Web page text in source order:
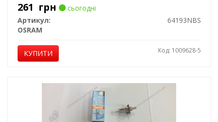
261 грн
сьогодні
Артикул:
64193NBS
OSRAM
КУПИТИ Код: 1009628-5